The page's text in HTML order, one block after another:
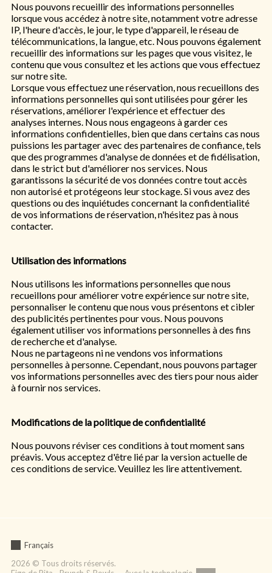
Nous pouvons recueillir des informations personnelles
lorsque vous accédez à notre site, notamment votre adresse
IP, l'heure d'accès, le jour, le type d'appareil, le réseau de
télécommunications, la langue, etc. Nous pouvons également
recueillir des informations sur les pages que vous visitez, le
contenu que vous consultez et les actions que vous effectuez
sur notre site.
Lorsque vous effectuez une réservation, nous recueillons des
informations personnelles qui sont utilisées pour gérer les
réservations, améliorer l'expérience et effectuer des
analyses internes. Nous nous engageons à garder ces
informations confidentielles, bien que dans certains cas nous
puissions les partager avec des partenaires de confiance, tels
que des programmes d'analyse de données et de fidélisation,
dans le strict but d'améliorer nos services. Nous
garantissons la sécurité de vos données contre tout accès
non autorisé et protégeons leur stockage. Si vous avez des
questions ou des inquiétudes concernant la confidentialité
de vos informations de réservation, n'hésitez pas à nous
contacter.
Utilisation des informations
Nous utilisons les informations personnelles que nous
recueillons pour améliorer votre expérience sur notre site,
personnaliser le contenu que nous vous présentons et cibler
des publicités pertinentes pour vous. Nous pouvons
également utiliser vos informations personnelles à des fins
de recherche et d'analyse.
Nous ne partageons ni ne vendons vos informations
personnelles à personne. Cependant, nous pouvons partager
vos informations personnelles avec des tiers pour nous aider
à fournir nos services.
Modifications de la politique de confidentialité
Nous pouvons réviser ces conditions à tout moment sans
préavis. Vous acceptez d'être lié par la version actuelle de
ces conditions de service. Veuillez les lire attentivement.
Français
2026 © Tous droits réservés.